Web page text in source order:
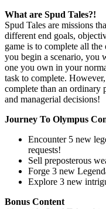
What are Spud Tales?!
Spud Tales are missions
different end goals,
game is to complete all
you begin a scenario, you
one you own in your
task to complete.
complete than an ordinary
and managerial decisions!
Journey To Olympus
Encounter 5 new
requests!
Sell preposterous
Forge 3 new
Explore 3 new
Bonus Content